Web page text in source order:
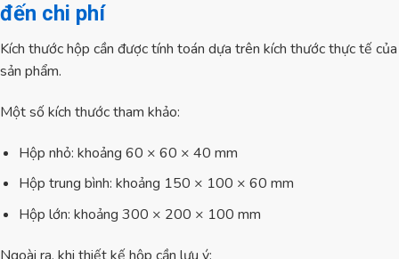
đến chi phí
Kích thước hộp cần được tính toán dựa trên kích thước thực tế của
sản phẩm.
Một số kích thước tham khảo:
Hộp nhỏ: khoảng 60 × 60 × 40 mm
Hộp trung bình: khoảng 150 × 100 × 60 mm
Hộp lớn: khoảng 300 × 200 × 100 mm